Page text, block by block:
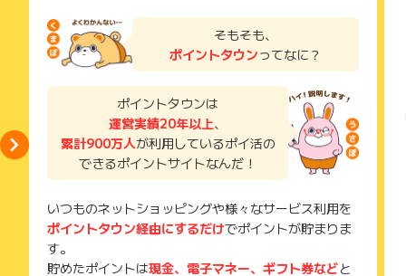
そもそも、
ポイントタウンってなに？
ポイントタウンは
運営実績20年以上、
累計900万人が利用しているポイ活の
できるポイントサイトなんだ！
いつものネットショッピングや様々なサービス利用を
ポイントタウン経由にするだけでポイントが貯まりま
す。
貯めたポイントは現金、電子マネー、ギフト券などと